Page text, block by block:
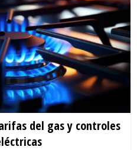
del gas y controles